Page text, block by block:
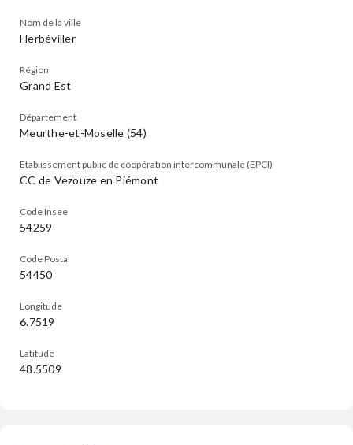
Nom de la ville
Herbéviller
Région
Grand Est
Département
Meurthe-et-Moselle (54)
Etablissement public de coopération intercommunale (EPCI)
CC de Vezouze en Piémont
Code Insee
54259
Code Postal
54450
Longitude
6.7519
Latitude
48.5509